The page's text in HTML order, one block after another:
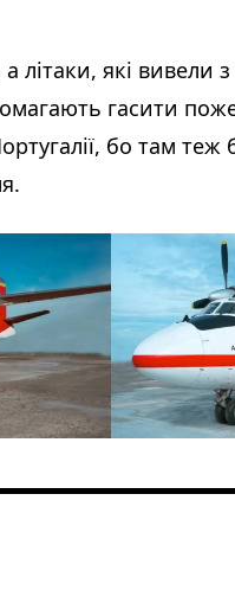
літаки, які вивели
гасити
бо там теж